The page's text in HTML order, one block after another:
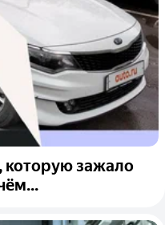
которую зажало